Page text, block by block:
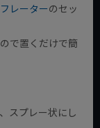
レーターのセッ
で置くだけで簡
スプレー状にし